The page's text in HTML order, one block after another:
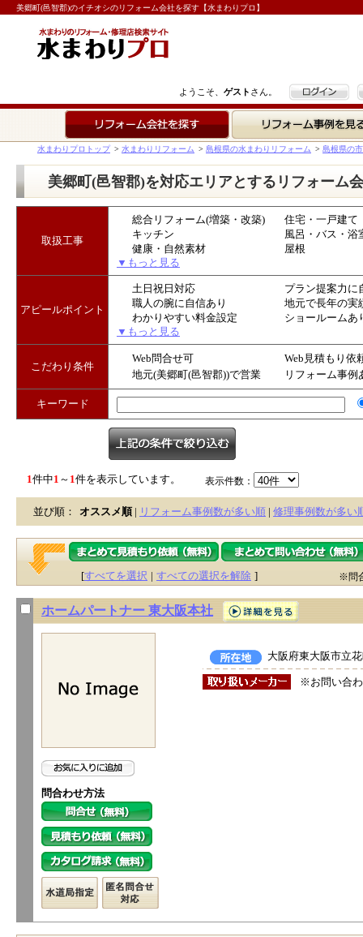
美郷町(邑智郡)のイチオシのリフォーム会社を探す【水まわりプロ】
ようこそ、 ゲスト さん。 ログイン
リフォーム事例を見る
水まわりプロトップ > 水まわりリフォーム > 島根県の水まわりリフォーム > 島根県の
美郷町(邑智郡)を対応エリアとするリフォーム
取扱工事
総合リフォーム(増築・改築)
住宅・一戸建て
キッチン
風呂・バス・浴
健康・自然素材
屋根
▼もっと見る
アピールポイント
土日祝日対応
プラン提案力に
職人の腕に自信あり
地元で長年の実
わかりやすい料金設定
ショールームあ
▼もっと見る
こだわり条件
Web問合せ可
Web見積もり依
地元(美郷町(邑智郡))で営業
リフォーム事例
キーワード
1件中1 ～ 1件を表示しています。 表示件数：
並び順： オススメ順 | リフォーム事例数が多い順 | 修理事例数が多い
[すべてを選択 | すべての選択を解除 ] ※問
ホームパートナー 東大阪本社
問合わせ方法
大阪府東大阪市立
※お問い合